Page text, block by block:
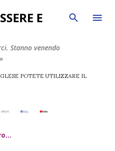
principali
E
Stanno venendo
POTETE UTILIZZARE IL